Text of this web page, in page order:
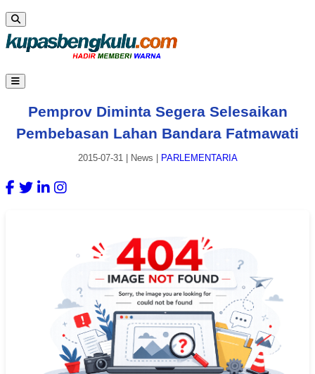
Pemprov Diminta Segera Selesaikan
Pembebasan Lahan Bandara Fatmawati
2015-07-31| News PARLEMENTARIA